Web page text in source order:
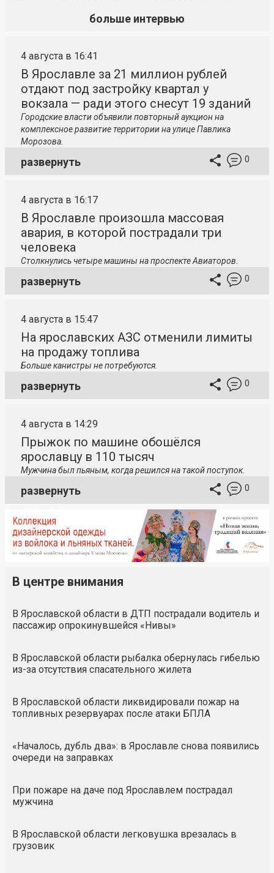
больше интервью
4 августа в 16:41
В Ярославле за 21 миллион рублей
отдают под застройку квартал у
вокзала — ради этого снесут 19 зданий
Городские власти объявили повторный аукцион на
комплексное развитие территории на улице Павлика
Морозова.
развернуть 0
4 августа в 16:17
В Ярославле произошла массовая
авария, в которой пострадали три
человека
Столкнулись четыре машины на проспекте Авиаторов.
развернуть 0
4 августа в 15:47
На ярославских АЗС отменили лимиты
на продажу топлива
Больше канистры не потребуются.
развернуть 0
4 августа в 14:29
Прыжок по машине обошёлся
ярославцу в 110 тысяч
Мужчина был пьяным, когда решился на такой поступок.
развернуть 0
В центре внимания
В Ярославской области в ДТП пострадали водитель и
пассажир опрокинувшейся «Нивы»
В Ярославской области рыбалка обернулась гибелью
из-за отсутствия спасательного жилета
В Ярославской области ликвидировали пожар на
топливных резервуарах после атаки БПЛА
«Началось, дубль два»: в Ярославле снова появились
очереди на заправках
При пожаре на даче под Ярославлем пострадал
мужчина
В Ярославской области легковушка врезалась в
грузовик